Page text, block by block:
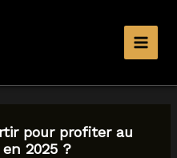
pour profiter au
2025 ?